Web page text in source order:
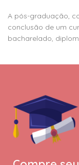
A pós-graduação,
conclusão de um
bacharelado,